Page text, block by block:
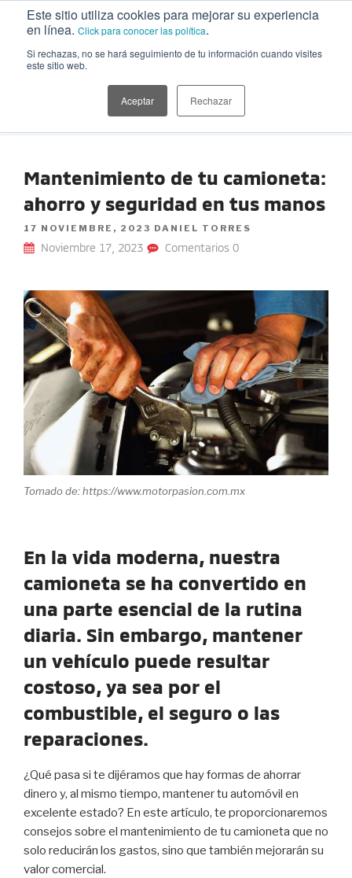
Este sitio utiliza cookies para mejorar su experiencia
en línea. Click para conocer las política.
Si rechazas, no se hará seguimiento de tu información cuando visites
este sitio web.
Aceptar Rechazar
MITSUBISHI MOTORS | BLOG
Información sobre nuestras camionetas, tips para cuidar el auto,
playlists, recetas, planes, estilo de vida y más temáticas de interés
Mantenimiento de tu camioneta:
ahorro y seguridad en tus manos
POSTED
ON
17 NOVIEMBRE, 2023 DANIEL TORRES
Noviembre 17, 2023 Comentarios 0
Tomado de: https://www.motorpasion.com.mx
En la vida moderna, nuestra
camioneta se ha convertido en
una parte esencial de la rutina
diaria. Sin embargo, mantener
un vehículo puede resultar
costoso, ya sea por el
combustible, el seguro o las
reparaciones.
¿Qué pasa si te dijéramos que hay formas de ahorrar
dinero y, al mismo tiempo, mantener tu automóvil en
excelente estado? En este artículo, te proporcionaremos
consejos sobre el mantenimiento de tu camioneta que no
solo reducirán los gastos, sino que también mejorarán su
valor comercial.